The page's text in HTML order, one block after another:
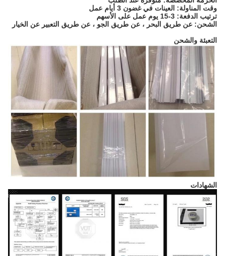
وقت المناولة: العينات في غضون 3 أيام عمل
ترتيب الدفعة: 3-15 يوم عمل على الأسهم
الشحن: عن طريق البحر ، عن طريق الجو ، عن طريق التعبير عن الخيار
التعبئة والشحن
الشهادات